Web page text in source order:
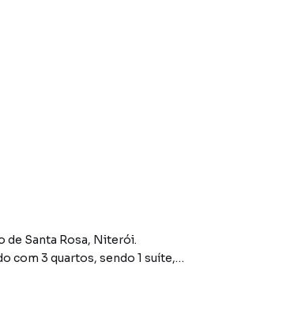
Santa Rosa, Niterói.
com 3 quartos, sendo 1 suíte,